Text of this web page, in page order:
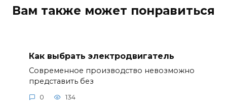
Вам также может понравиться
Как выбрать электродвигатель
Современное производство невозможно
представить без
0 134